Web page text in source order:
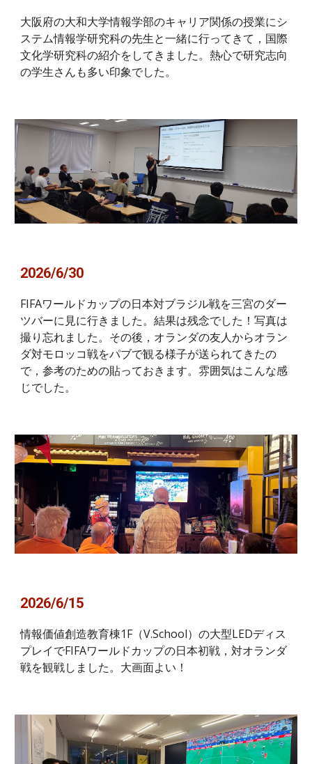
大阪府の大和大学情報学部のキャリア関係の授業にシ
ステム情報学研究科の先生と一緒に行ってきて，国際
文化学研究科の紹介をしてきました。熱心で研究志向
の学生さんも多い印象でした。
2026/6/30
FIFAワールドカップの日本対ブラジル戦を三宮のダー
ツバーに見に行きました。結果は残念でした！写真は
撮り忘れました。その後，オランダの友人からオラン
ダ対モロッコ戦をパブで観る様子が送られてきたの
で，参考のための貼っておきます。雰囲気はこんな感
じでした。
2026/6/15
情報価値創造教育棟1F（V.School）の大型LEDディス
プレイでFIFAワールドカップの日本初戦，対オランダ
戦を観戦しました。大画面よい！